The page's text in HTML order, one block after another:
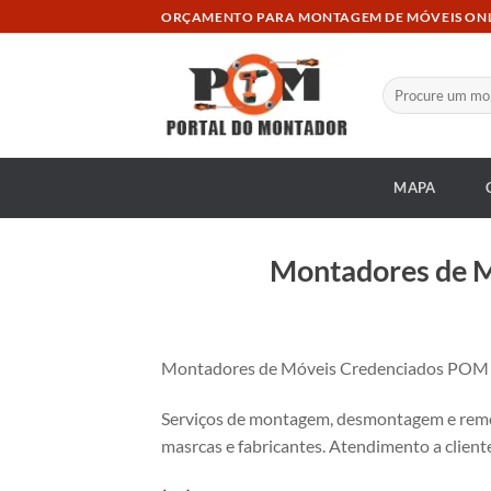
to
ORÇAMENTO PARA MONTAGEM DE MÓVEIS
Pesquisar
por:
MAPA
Montadores de
Montadores de Móveis Credenciados
Serviços de montagem, desmontagem e
masrcas e fabricantes. Atendimento a